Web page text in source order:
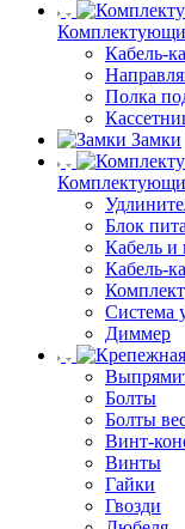
Кабель-
Полка
Замки
Блок
Кабель и
Кабель-
Система
Диммер
Болты
Болты
Винт-
Винты
Гайки
Гвозди